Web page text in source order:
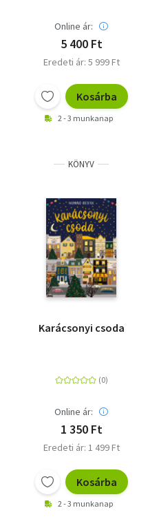
Online ár:
5 400 Ft
Eredeti ár: 5 999 Ft
Kosárba
2 - 3 munkanap
KÖNYV
Karácsonyi csoda
Online ár:
1 350 Ft
Eredeti ár: 1 499 Ft
Kosárba
2 - 3 munkanap